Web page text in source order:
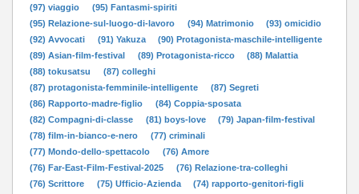
(97) viaggio
(95) Fantasmi-spiriti
(95) Relazione-sul-luogo-di-lavoro
(94) Matrimonio
(93) omicidio
(92) Avvocati
(91) Yakuza
(90) Protagonista-maschile-intelligente
(89) Asian-film-festival
(89) Protagonista-ricco
(88) Malattia
(88) tokusatsu
(87) colleghi
(87) protagonista-femminile-intelligente
(87) Segreti
(86) Rapporto-madre-figlio
(84) Coppia-sposata
(82) Compagni-di-classe
(81) boys-love
(79) Japan-film-festival
(78) film-in-bianco-e-nero
(77) criminali
(77) Mondo-dello-spettacolo
(76) Amore
(76) Far-East-Film-Festival-2025
(76) Relazione-tra-colleghi
(76) Scrittore
(75) Ufficio-Azienda
(74) rapporto-genitori-figli